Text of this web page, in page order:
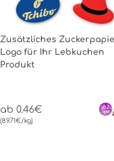
Zusätzliches
Logo für Ihr Lebkuchen
Produkt
ab 0.46€
(89.71€/kg)